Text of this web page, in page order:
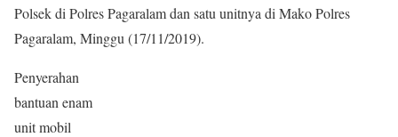
Polsek di Polres Pagaralam dan satu unitnya di Mako Polres
Pagaralam, Minggu (17/11/2019).
Penyerahan
bantuan enam
unit mobil